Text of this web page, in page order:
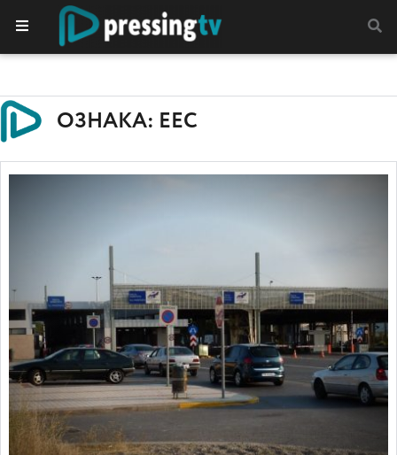
ОЗНАКА: ЕЕС